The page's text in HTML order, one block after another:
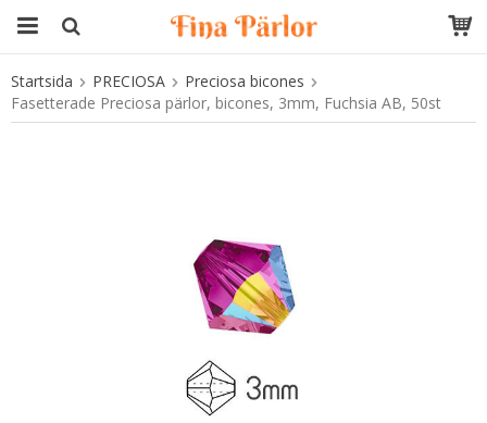
Produkten har blivit tillagd i varukorgen
Startsida PRECIOSA
Preciosa bicones
Fasetterade Preciosa pärlor, bicones, 3mm, Fuchsia AB, 50st